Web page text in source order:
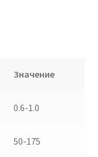
Значение
0.6-1.0
50-175